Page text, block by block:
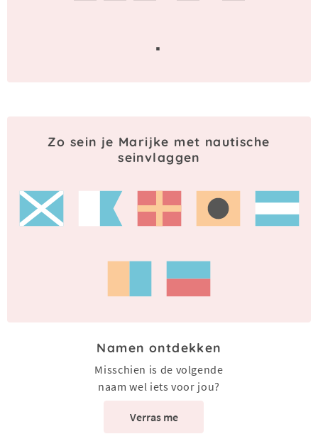
·
Zo sein je Marijke met nautische
seinvlaggen
Namen ontdekken
Misschien is de volgende
naam wel iets voor jou?
Verras me